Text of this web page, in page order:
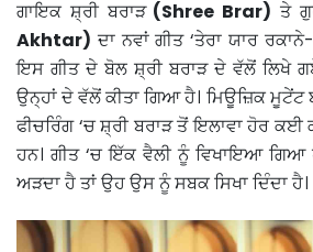
ਗਾਇਕ ਸ਼੍ਰੀ ਬਰਾੜ(Shree Brar) ਤੇ
Akhtar) ਦਾ ਨਵਾਂ ਗੀਤ ‘ਤੇਰਾ ਯਾਰ
ਇਸ ਗੀਤ ਦੇ ਬੋਲ ਸ਼੍ਰੀ ਬਰਾੜ ਦੇ ਵੱਲੋਂ ਲਿਖੇ
ਉਨ੍ਹਾਂ ਦੇ ਵੱਲੋਂ ਕੀਤਾ ਗਿਆ ਹੈ। ਮਿਊਜ਼ਿਕ ਮੂਟੇਂਟ
ਫੀਚਰਿੰਗ ‘ਚ ਸ਼੍ਰੀ ਬਰਾੜ ਤੋਂ ਇਲਾਵਾ ਹੋਰ
ਹਨ। ਗੀਤ ‘ਚ ਇੱਕ ਵੈਲੀ ਨੂੰ ਵਿਖਾਇਆ ਗਿਆ
ਅੜਦਾ ਹੈ ਤਾਂ ਉਹ ਉਸ ਨੂੰ ਸਬਕ ਸਿਖਾ ਦਿੰਦਾ ਹੈ।